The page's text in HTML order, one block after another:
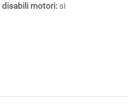
motori: sì